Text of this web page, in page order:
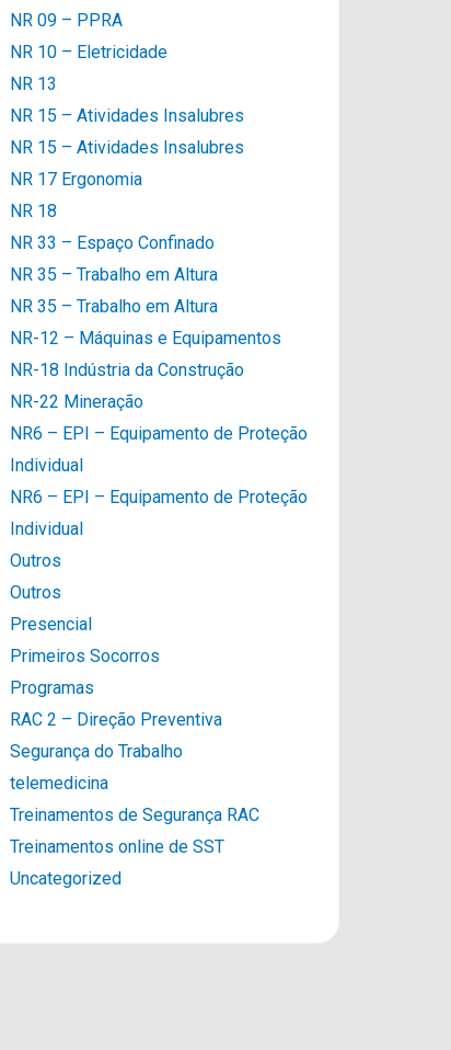
NR 09 – PPRA
NR 10 – Eletricidade
NR 13
NR 15 – Atividades Insalubres
NR 15 – Atividades Insalubres
NR 17 Ergonomia
NR 18
NR 33 – Espaço Confinado
NR 35 – Trabalho em Altura
NR 35 – Trabalho em Altura
NR-12 – Máquinas e Equipamentos
NR-18 Indústria da Construção
NR-22 Mineração
NR6 – EPI – Equipamento de Proteção
Individual
NR6 – EPI – Equipamento de Proteção
Individual
Outros
Outros
Presencial
Primeiros Socorros
Programas
RAC 2 – Direção Preventiva
Segurança do Trabalho
telemedicina
Treinamentos de Segurança RAC
Treinamentos online de SST
Uncategorized